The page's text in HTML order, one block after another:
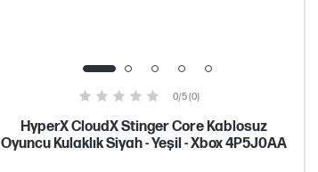
0/5 (0)
HyperX CloudX Stinger Core Kablosuz
Oyuncu Kulaklık Siyah - Yeşil - Xbox 4P5J0AA